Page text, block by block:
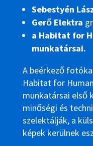
Sebestyén
Gerő Elektra
a Habitat for
munkatársai.
A beérkező
Habitat for
munkatársai első
minőségi és
szelektálják, a
képek kerülnek